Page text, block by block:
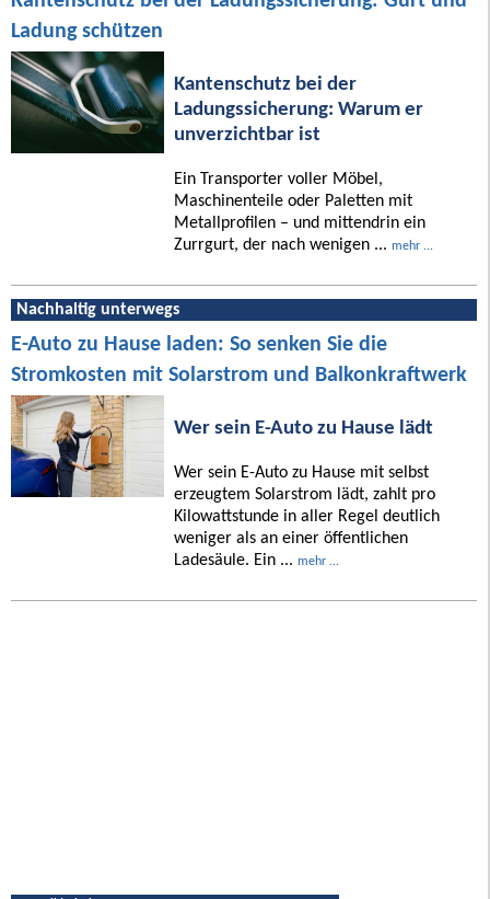
Ladung schützen
Kantenschutz bei der
Ladungssicherung: Warum er
unverzichtbar ist
Ein Transporter voller Möbel,
Maschinenteile oder Paletten mit
Metallprofilen – und mittendrin ein
Zurrgurt, der nach wenigen ... mehr ...
Nachhaltig unterwegs
E-Auto zu Hause laden: So senken Sie die
Stromkosten mit Solarstrom und Balkonkraftwerk
Wer sein E-Auto zu Hause lädt
Wer sein E-Auto zu Hause mit selbst
erzeugtem Solarstrom lädt, zahlt pro
Kilowattstunde in aller Regel deutlich
weniger als an einer öffentlichen
Ladesäule. Ein ... mehr ...